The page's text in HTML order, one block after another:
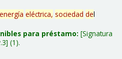
energía eléctrica, sociedad del
para préstamo: Signatura
(1).